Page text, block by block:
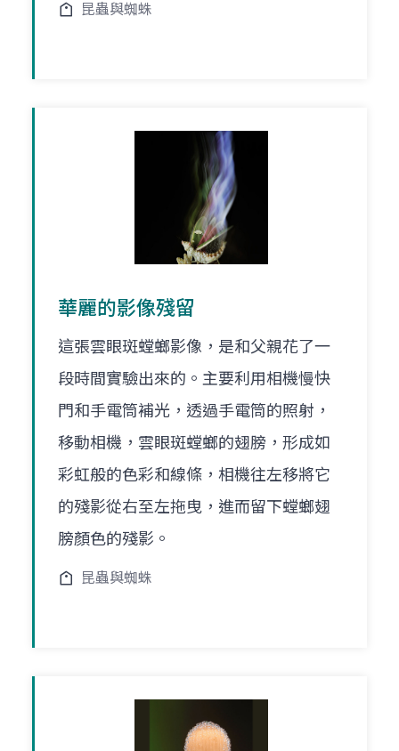
昆蟲與蜘蛛
華麗的影像殘留
這張雲眼斑螳螂影像，是和父親花了一
段時間實驗出來的。主要利用相機慢快
門和手電筒補光，透過手電筒的照射，
移動相機，雲眼斑螳螂的翅膀，形成如
彩虹般的色彩和線條，相機往左移將它
的殘影從右至左拖曳，進而留下螳螂翅
膀顏色的殘影。
昆蟲與蜘蛛